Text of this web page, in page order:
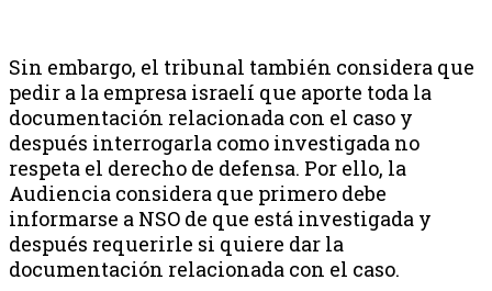
Sin embargo, el tribunal también considera que
pedir a la empresa israelí que aporte toda la
documentación relacionada con el caso y
después interrogarla como investigada no
respeta el derecho de defensa. Por ello, la
Audiencia considera que primero debe
informarse a NSO de que está investigada y
después requerirle si quiere dar la
documentación relacionada con el caso.